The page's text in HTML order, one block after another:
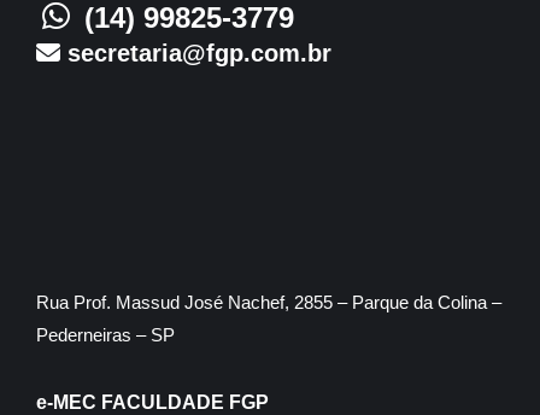
(14) 99825-3779
secretaria@fgp.com.br
Rua Prof. Massud José Nachef, 2855 – Parque da Colina –
Pederneiras – SP
e-MEC FACULDADE FGP